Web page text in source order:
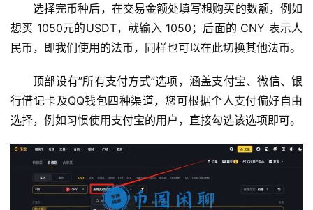
选择完币种后，在交易金额处填写想购买的数额，例如
想买 1050元的USDT，就输入 1050；后面的 CNY 表示人
民币，即我们使用的法币，同样也可以在此切换其他法币。
顶部设有”所有支付方式”选项，涵盖支付宝、微信、银
行借记卡及QQ钱包四种渠道，您可根据个人支付偏好自由
选择，例如习惯使用支付宝的用户，直接勾选该选项即可。